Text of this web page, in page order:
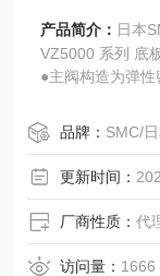
产品简介： 日本
VZ5000 系列 底
●主阀构造为弹性
品牌： SMC/
更新时间：
厂商性质：代
访问量： 1666